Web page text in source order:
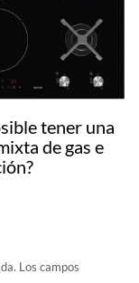
tener una
de gas e
Los campos